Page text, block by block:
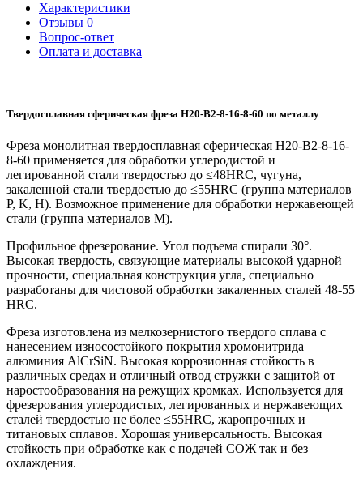
Характеристики
Отзывы 0
Вопрос-ответ
Оплата и доставка
Твердосплавная сферическая фреза H20-B2-8-16-8-60 по металлу
Фреза монолитная твердосплавная сферическая H20-B2-8-16-
8-60 применяется для обработки углеродистой и
легированной стали твердостью до ≤48HRC, чугуна,
закаленной стали твердостью до ≤55HRC (группа материалов
P, K, H). Возможное применение для обработки нержавеющей
стали (группа материалов M).
Профильное фрезерование. Угол подъема спирали 30°.
Высокая твердость, связующие материалы высокой ударной
прочности, специальная конструкция угла, специально
разработаны для чистовой обработки закаленных сталей 48-55
HRC.
Фреза изготовлена из мелкозернистого твердого сплава с
нанесением износостойкого покрытия хромонитрида
алюминия AlCrSiN. Высокая коррозионная стойкость в
различных средах и отличный отвод стружки с защитой от
наростообразования на режущих кромках. Используется для
фрезерования углеродистых, легированных и нержавеющих
сталей твердостью не более ≤55HRC, жаропрочных и
титановых сплавов. Хорошая универсальность. Высокая
стойкость при обработке как с подачей СОЖ так и без
охлаждения.